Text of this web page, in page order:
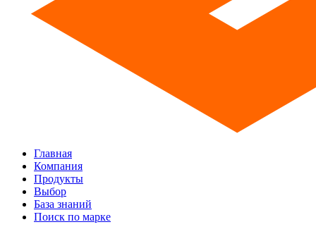
Главная
Компания
Продукты
Выбор
База знаний
Поиск по марке